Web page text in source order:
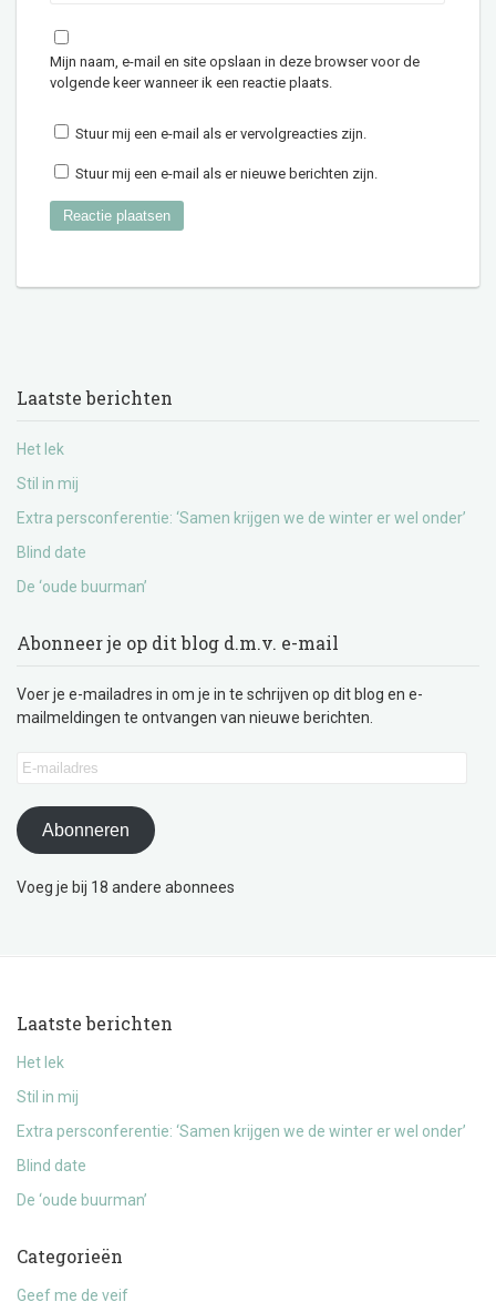
Mijn naam, e-mail en site opslaan in deze browser voor de
volgende keer wanneer ik een reactie plaats.
Stuur mij een e-mail als er vervolgreacties zijn.
Stuur mij een e-mail als er nieuwe berichten zijn.
Laatste berichten
Het lek
Stil in mij
Extra persconferentie: ‘Samen krijgen we de winter er wel onder’
Blind date
De ‘oude buurman’
Abonneer je op dit blog d.m.v. e-mail
Voer je e-mailadres in om je in te schrijven op dit blog en e-
mailmeldingen te ontvangen van nieuwe berichten.
E-
Abonneren
Voeg je bij 18 andere abonnees
Laatste berichten
Het lek
Stil in mij
Extra persconferentie: ‘Samen krijgen we de winter er wel onder’
Blind date
De ‘oude buurman’
Categorieën
Geef me de veif